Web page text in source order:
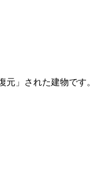
元」された建物です。